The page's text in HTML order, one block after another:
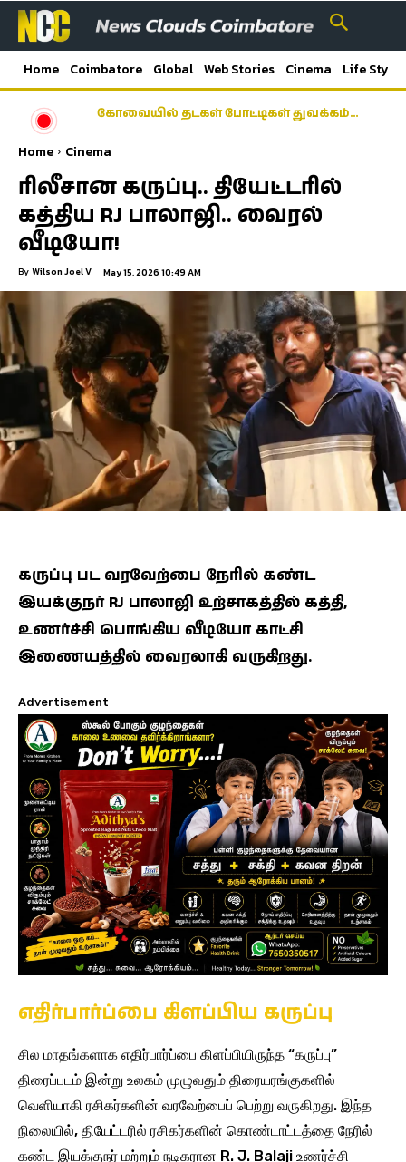
Home Coimbatore Global Web Stories Cinema Life Style
கோவையில் தடகள் போட்டிகள் துவக்கம்…
Home Cinema
ரிலீசான கருப்பு.. தியேட்டரில்
கத்திய RJ பாலாஜி.. வைரல்
வீடியோ!
By Wilson Joel V May 15, 2026 10:49 AM
கருப்பு பட வரவேற்பை நேரில் கண்ட
இயக்குநர் RJ பாலாஜி உற்சாகத்தில் கத்தி,
உணர்ச்சி பொங்கிய வீடியோ காட்சி
இணையத்தில் வைரலாகி வருகிறது.
Advertisement
எதிர்பார்ப்பை கிளப்பிய கருப்பு
சில மாதங்களாக எதிர்பார்ப்பை கிளப்பியிருந்த “கருப்பு”
திரைப்படம் இன்று உலகம் முழுவதும் திரையரங்குகளில்
வெளியாகி ரசிகர்களின் வரவேற்பைப் பெற்று வருகிறது. இந்த
நிலையில், தியேட்டரில் ரசிகர்களின் கொண்டாட்டத்தை நேரில்
கண்ட இயக்குநர் மற்றும் நடிகரான R. J. Balaji உணர்ச்சி